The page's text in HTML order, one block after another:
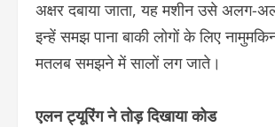
अक्षर दबाया जाता, यह मशीन उसे अलग-
इन्हें समझ पाना बाकी लोगों के लिए
मतलब समझने में सालों लग जाते।
एलन ट्यूरिंग ने तोड़ दिखाया कोड